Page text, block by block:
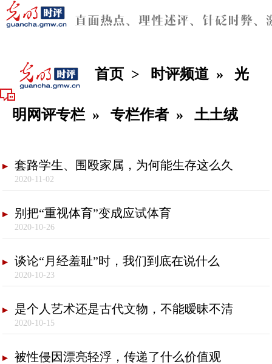
首页 > 时评频道 » 光
明网评专栏 » 专栏作者 » 土土绒
套路学生、围殴家属，为何能生存这么久
2020-11-02
别把“重视体育”变成应试体育
2020-10-26
谈论“月经羞耻”时，我们到底在说什么
2020-10-23
是个人艺术还是古代文物，不能暧昧不清
2020-10-15
被性侵因漂亮轻浮，传递了什么价值观